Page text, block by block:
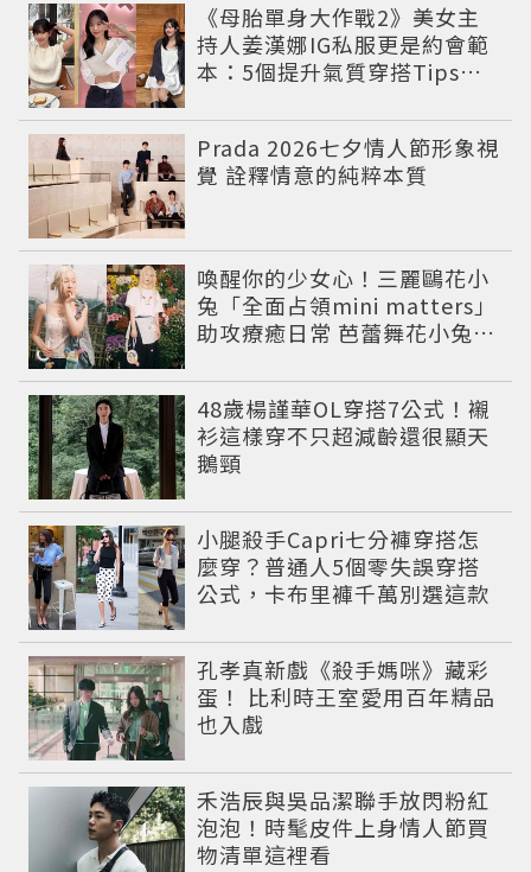
《母胎單身大作戰2》美女主
持人姜漢娜IG私服更是約會範
本：5個提升氣質穿搭Tips公
Prada 2026七夕情人節形象視
覺 詮釋情意的純粹本質
喚醒你的少女心！三麗鷗花小
兔「全面占領mini matters」
助攻療癒日常 芭蕾舞花小兔娃
48歲楊謹華OL穿搭7公式！襯
衫這樣穿不只超減齡還很顯天
鵝頸
小腿殺手Capri七分褲穿搭怎
麼穿？普通人5個零失誤穿搭
公式，卡布里褲千萬別選這款
孔孝真新戲《殺手媽咪》藏彩
蛋！ 比利時王室愛用百年精品
也入戲
禾浩辰與吳品潔聯手放閃粉紅
泡泡！時髦皮件上身情人節買
物清單這裡看